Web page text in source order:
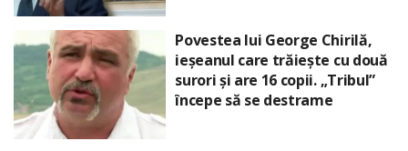
Povestea lui George Chirilă,
ieșeanul care trăiește cu două
surori și are 16 copii. „Tribul”
începe să se destrame